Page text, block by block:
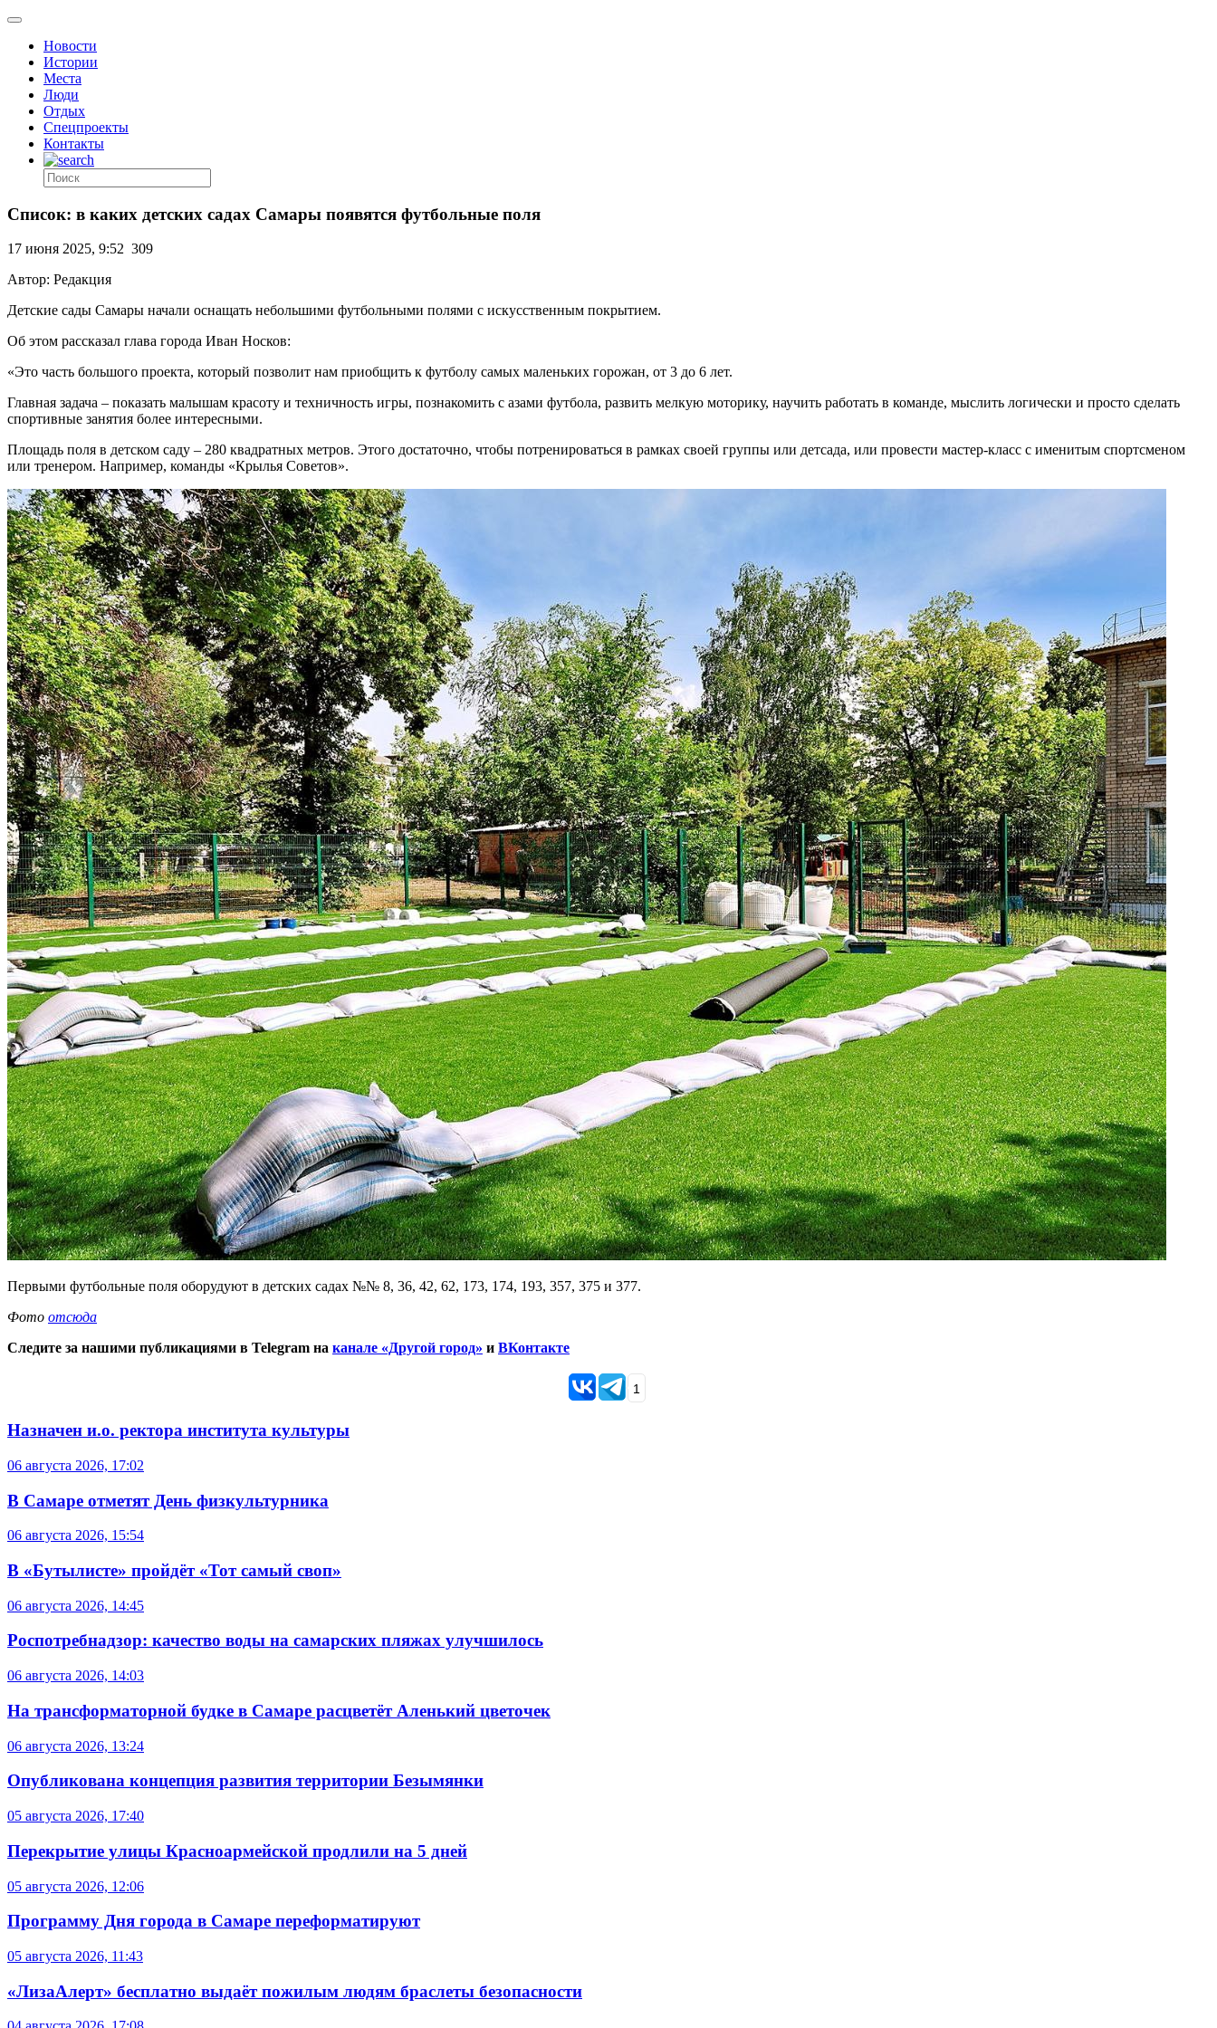
Новости
Истории
Места
Люди
Отдых
Спецпроекты
Контакты
Список: в каких детских садах Самары появятся футбольные поля
17 июня 2025, 9:52 309
Автор: Редакция
Детские сады Самары начали оснащать небольшими футбольными полями с искусственным покрытием.
Об этом рассказал глава города Иван Носков:
«Это часть большого проекта, который позволит нам приобщить к футболу самых маленьких горожан, от 3 до 6 лет.
Главная задача – показать малышам красоту и техничность игры, познакомить с азами футбола, развить мелкую моторику, научить работать в команде, мыслить логически и просто сделать
спортивные занятия более интересными.
Площадь поля в детском саду – 280 квадратных метров. Этого достаточно, чтобы потренироваться в рамках своей группы или детсада, или провести мастер-класс с именитым спортсменом
или тренером. Например, команды «Крылья Советов».
Первыми футбольные поля оборудуют в детских садах №№ 8, 36, 42, 62, 173, 174, 193, 357, 375 и 377.
Фото отсюда
Следите за нашими публикациями в Telegram на канале «Другой город» и ВКонтакте
1
Назначен и.о. ректора института культуры
06 августа 2026, 17:02
В Самаре отметят День физкультурника
06 августа 2026, 15:54
В «Бутылисте» пройдёт «Тот самый своп»
06 августа 2026, 14:45
Роспотребнадзор: качество воды на самарских пляжах улучшилось
06 августа 2026, 14:03
На трансформаторной будке в Самаре расцветёт Аленький цветочек
06 августа 2026, 13:24
Опубликована концепция развития территории Безымянки
05 августа 2026, 17:40
Перекрытие улицы Красноармейской продлили на 5 дней
05 августа 2026, 12:06
Программу Дня города в Самаре переформатируют
05 августа 2026, 11:43
«ЛизаАлерт» бесплатно выдаёт пожилым людям браслеты безопасности